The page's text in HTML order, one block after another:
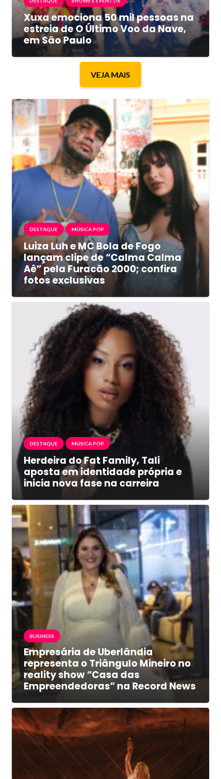
Xuxa emociona 50 mil pessoas na
estreia de O Último Voo da Nave,
em São Paulo
VEJA MAIS
DESTAQUE MÚSICA POP
Luiza Luh e MC Bola de Fogo
lançam clipe de “Calma Calma
Aê” pela Furacão 2000; confira
fotos exclusivas
DESTAQUE MÚSICA POP
Herdeira do Fat Family, Tali
aposta em identidade própria e
inicia nova fase na carreira
BUSINESS
Empresária de Uberlândia
representa o Triângulo Mineiro no
reality show “Casa das
Empreendedoras” na Record News